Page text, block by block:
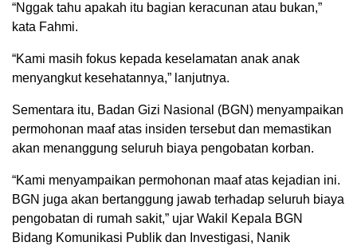
“Nggak tahu apakah itu bagian keracunan atau bukan,”
kata Fahmi.
“Kami masih fokus kepada keselamatan anak anak
menyangkut kesehatannya,” lanjutnya.
Sementara itu, Badan Gizi Nasional (BGN) menyampaikan
permohonan maaf atas insiden tersebut dan memastikan
akan menanggung seluruh biaya pengobatan korban.
“Kami menyampaikan permohonan maaf atas kejadian ini.
BGN juga akan bertanggung jawab terhadap seluruh biaya
pengobatan di rumah sakit,” ujar Wakil Kepala BGN
Bidang Komunikasi Publik dan Investigasi, Nanik